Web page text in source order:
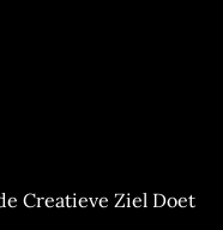
Creatieve Ziel Doet